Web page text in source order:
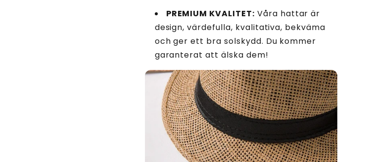
PREMIUM KVALITET: Våra hattar är
design, värdefulla, kvalitativa, bekväma
och ger ett bra solskydd. Du kommer
garanterat att älska dem!